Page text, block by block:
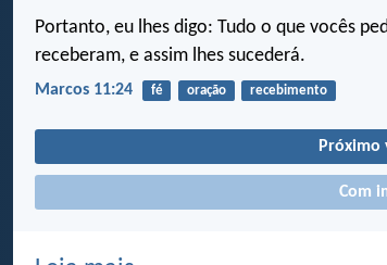
Portanto, eu lhes digo: Tudo o que vocês
receberam, e assim lhes sucederá.
Marcos 11:24 fé oração recebimento
Próximo
Com